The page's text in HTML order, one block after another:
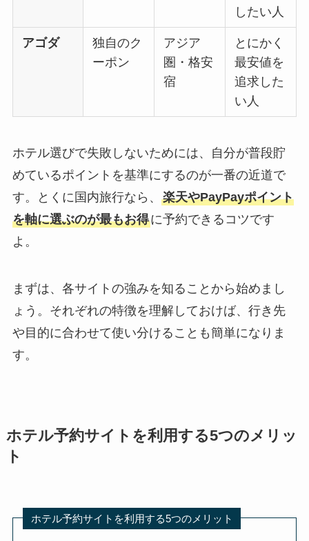
したい人
アゴダ
独自のク
ーポン
アジア
圏・格安
宿
とにかく
最安値を
追求した
い人
ホテル選びで失敗しないためには、自分が普段貯
めているポイントを基準にするのが一番の近道で
す。とくに国内旅行なら、 楽天やPayPayポイント
を軸に選ぶのが最もお得に予約できるコツです
よ。
まずは、各サイトの強みを知ることから始めまし
ょう。それぞれの特徴を理解しておけば、行き先
や目的に合わせて使い分けることも簡単になりま
す。
ホテル予約サイトを利用する5つのメリッ
ト
ホテル予約サイトを利用する5つのメリット